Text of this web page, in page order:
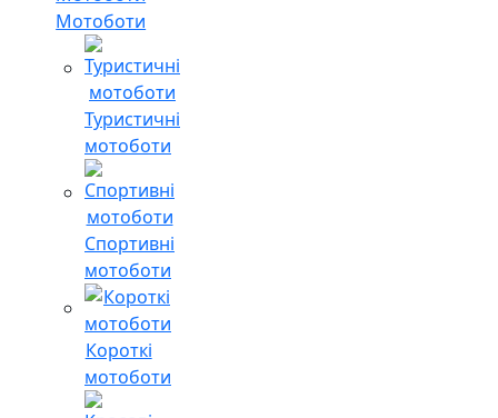
Мотоботи
Туристичні
мотоботи
Спортивні
мотоботи
Короткі
мотоботи